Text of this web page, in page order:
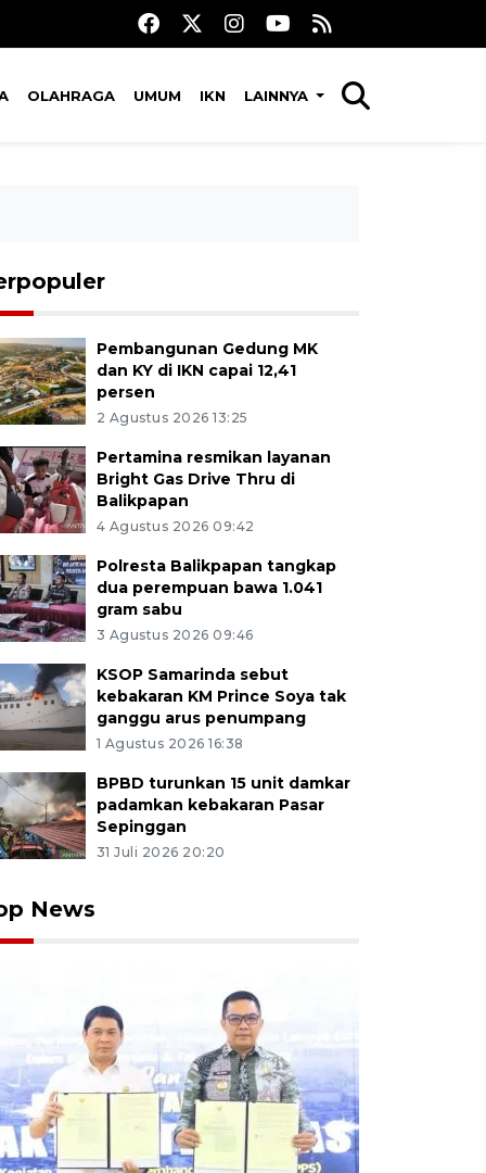
OLAHRAGA UMUM IKN LAINNYA
Pembangunan Gedung MK
dan KY di IKN capai 12,41
persen
2 Agustus 2026 13:25
Pertamina resmikan layanan
Bright Gas Drive Thru di
Balikpapan
4 Agustus 2026 09:42
Polresta Balikpapan tangkap
dua perempuan bawa 1.041
gram sabu
3 Agustus 2026 09:46
KSOP Samarinda sebut
kebakaran KM Prince Soya tak
ganggu arus penumpang
1 Agustus 2026 16:38
BPBD turunkan 15 unit damkar
padamkan kebakaran Pasar
Sepinggan
31 Juli 2026 20:20
News